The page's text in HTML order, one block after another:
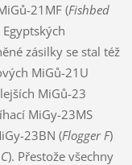
21MF (Fishbed
zásilky se stal též
MiGů-21U
MiGů-23
MiGy-23MS
23BN (Flogger F)
). Přestože všechny